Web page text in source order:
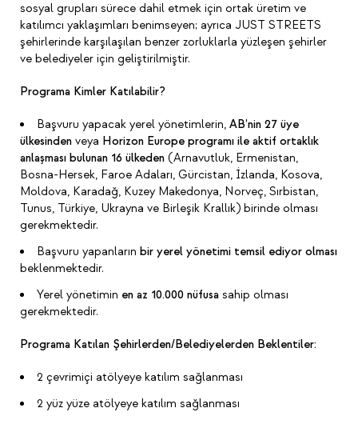
sosyal grupları sürece dahil etmek için ortak üretim ve
katılımcı yaklaşımları benimseyen; ayrıca JUST STREETS
şehirlerinde karşılaşılan benzer zorluklarla yüzleşen şehirler
ve belediyeler için geliştirilmiştir.
Programa Kimler Katılabilir?
Başvuru yapacak yerel yönetimlerin,AB’nin 27 üye
ülkesinden veya Horizon Europe programı ile aktif ortaklık
anlaşması bulunan 16 ülkeden (Arnavutluk, Ermenistan,
Bosna-Hersek, Faroe Adaları, Gürcistan, İzlanda, Kosova,
Moldova, Karadağ, Kuzey Makedonya, Norveç, Sırbistan,
Tunus, Türkiye, Ukrayna ve Birleşik Krallık) birinde olması
gerekmektedir.
Başvuru yapanların bir yerel yönetimi temsil ediyor olması
beklenmektedir.
Yerel yönetimin en az 10.000 nüfusasahip olması
gerekmektedir.
Programa Katılan Şehirlerden/Belediyelerden Beklentiler:
2 çevrimiçi atölyeye katılım sağlanması
2 yüz yüze atölyeye katılım sağlanması